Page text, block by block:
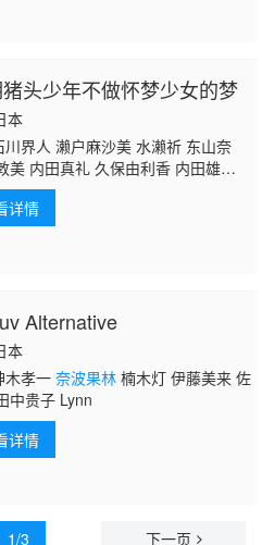
头少年不做怀梦少女的梦
本
川界人 濑户麻沙美 水濑祈 东山奈
美 内田真礼 久保由利香 内田雄
美 相川奈都姬 志村知幸 大津爱
也奈波果林
村史子 影山灯
详情
Alternative
本
木孝一奈波果林楠木灯 伊藤美来 佐
中贵子 Lynn
详情
1/3 下一页